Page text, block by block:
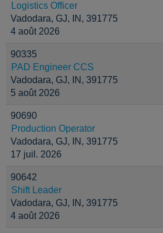
Logistics Officer
Vadodara, GJ, IN, 391775
4 août 2026
90335
PAD Engineer CCS
Vadodara, GJ, IN, 391775
5 août 2026
90690
Production Operator
Vadodara, GJ, IN, 391775
17 juil. 2026
90642
Shift Leader
Vadodara, GJ, IN, 391775
4 août 2026